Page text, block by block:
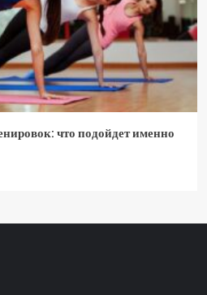
что подойдет именно